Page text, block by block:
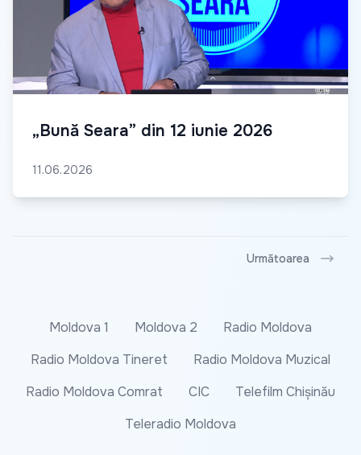
„Bună Seara” din 12 iunie 2026
11.06.2026
Următoarea
Moldova 1 Moldova 2
Radio Moldova
Radio Moldova Tineret
Radio Moldova Muzical
Radio Moldova Comrat
CIC
Telefilm Chișinău
Teleradio Moldova